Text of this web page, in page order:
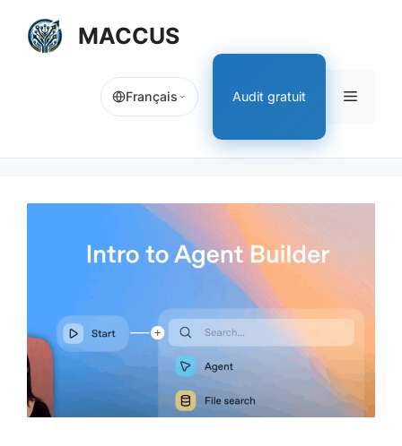
contenu
MACCUS
Français Audit gratuit Menu